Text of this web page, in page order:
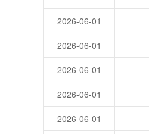
2026-06-01
2026-06-01
2026-06-01
2026-06-01
2026-06-01